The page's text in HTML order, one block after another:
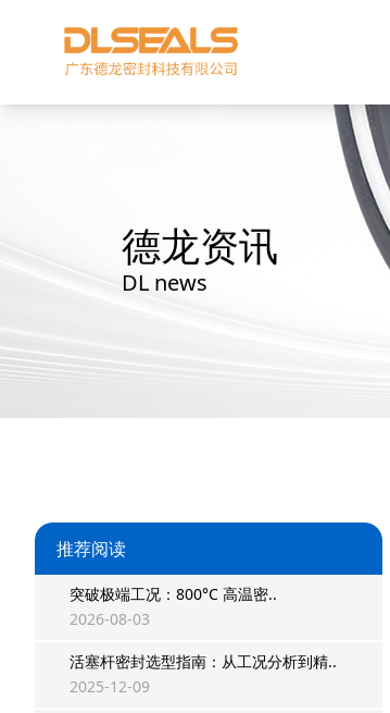
德龙资讯
DL news
推荐阅读
突破极端工况：800°C 高温密..
2026-08-03
活塞杆密封选型指南：从工况分析到精..
2025-12-09